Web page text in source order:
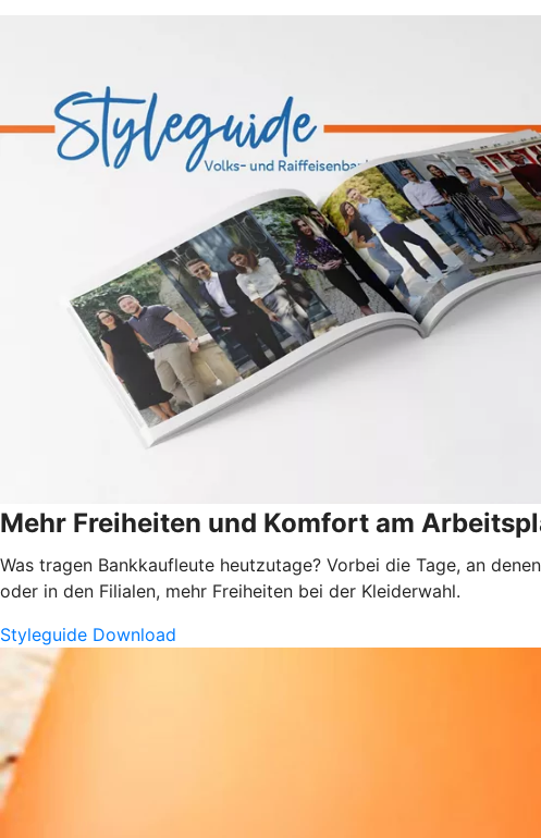
Mehr Freiheiten und Komfort am
Was tragen Bankkaufleute heutzutage? Vorbei die Tage, an
oder in den Filialen, mehr Freiheiten bei der Kleiderwahl.
Styleguide Download